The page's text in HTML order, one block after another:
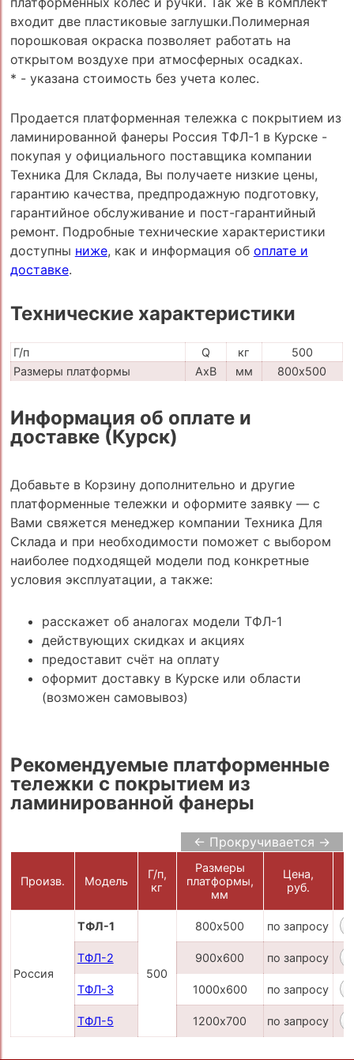
входит две пластиковые заглушки.Полимерная
порошковая окраска позволяет работать на
открытом воздухе при атмосферных осадках.
* - указана стоимость без учета колес.
Продается платформенная тележка с покрытием из
ламинированной фанеры Россия ТФЛ-1 в Курске -
покупая у официального поставщика компании
Техника Для Склада, Вы получаете низкие цены,
гарантию качества, предпродажную подготовку,
гарантийное обслуживание и пост-гарантийный
ремонт. Подробные технические характеристики
доступны ниже, как и информация об оплате и
доставке.
Технические характеристики
Г/п Q кг
500
Размеры платформы
AxB мм 800х500
Информация об оплате и
доставке (Курск)
Добавьте в Корзину дополнительно и другие
платформенные тележки и оформите заявку — с
Вами свяжется менеджер компании Техника Для
Склада и при необходимости поможет с выбором
наиболее подходящей модели под конкретные
условия эксплуатации, а также:
расскажет об аналогах модели ТФЛ-1
действующих скидках и акциях
предоставит счёт на оплату
оформит доставку в Курске или области
(возможен самовывоз)
Рекомендуемые платформенные
тележки с покрытием из
ламинированной фанеры
← Прокручивается →
Произв. Модель
Г/п,
кг
Размеры
платформы,
мм
Цена,
руб.
Россия
ТФЛ-1
500
800х500 по запросу
ТФЛ-2 900х600 по запросу
ТФЛ-3 1000х600 по запросу
ТФЛ-5 1200х700 по запросу